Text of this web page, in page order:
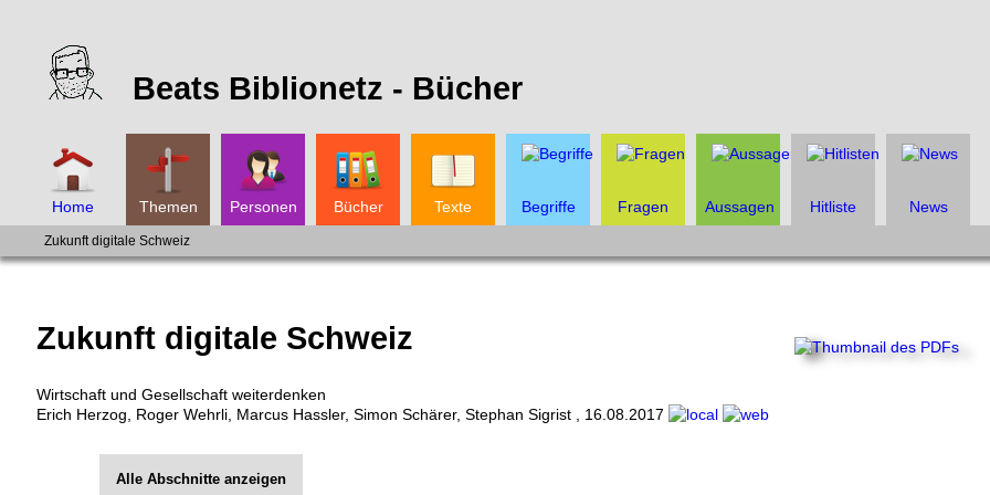
Beats Biblionetz - Bücher
Home Themen Personen Bücher Texte Begriffe Fragen Aussagen Hitliste News
Zukunft digitale Schweiz
Zukunft digitale Schweiz
Wirtschaft und Gesellschaft weiterdenken
Erich Herzog
Roger Wehrli Marcus Hassler, Simon Schärer, Stephan Sigrist 16.08.2017
Alle Abschnitte anzeigen